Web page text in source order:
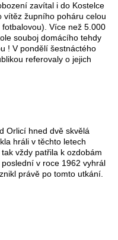
zavítal i do Kostelce
vítěz župního poháru celou
Více než 5.000
souboj domácího tehdy
! V pondělí šestnáctého
referovaly o jejich
Orlicí hned dvě skvělá
hráli v těchto letech
vždy patřila k ozdobám
v roce 1962 vyhrál
právě po tomto utkání.